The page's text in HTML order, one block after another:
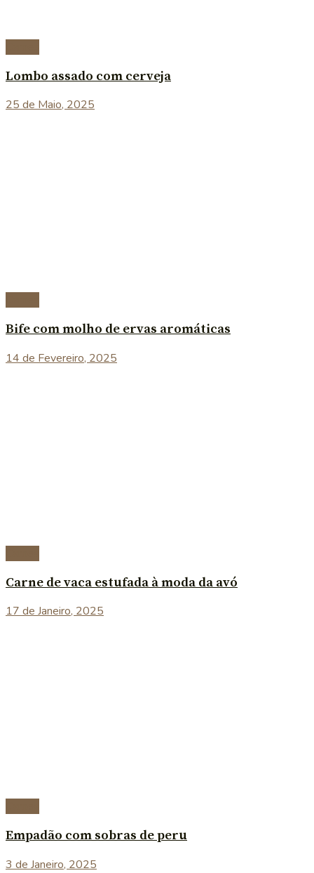
Lombo assado com cerveja
25 de Maio, 2025
Bife com molho de ervas aromáticas
14 de Fevereiro, 2025
Carne de vaca estufada à moda da avó
17 de Janeiro, 2025
Empadão com sobras de peru
3 de Janeiro, 2025